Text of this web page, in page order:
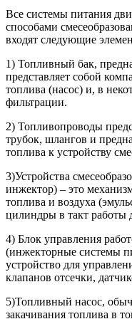
Все cистемы питания
способами
входят следующие
1) Топливный бак,
представляет собой
топлива (насос) и, в
фильтрации.
2) Топливопроводы
трубок, шлангов и
топлива к устройству
3)Устройства
инжектор) – это
топлива и воздуха
цилиндры в такт работы
4) Блок управления
(инжекторные системы
устройство для
клапанов отсечки,
5)Топливный насос,
закачивания топлива в